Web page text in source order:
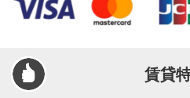
賃貸